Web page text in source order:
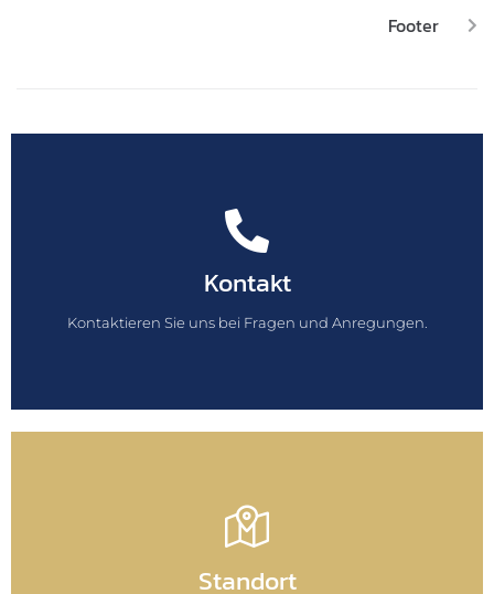
Footer
Kontakt
Kontaktieren Sie uns bei Fragen und Anregungen.
Telefon
Standort
Planen Sie Ihre Route